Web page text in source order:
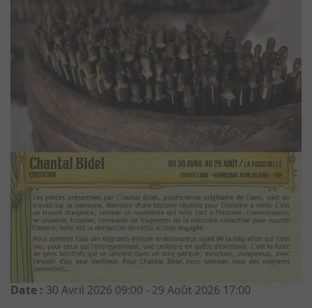
Date : 30 Avril 2026 09:00 - 29 Août 2026 17:00